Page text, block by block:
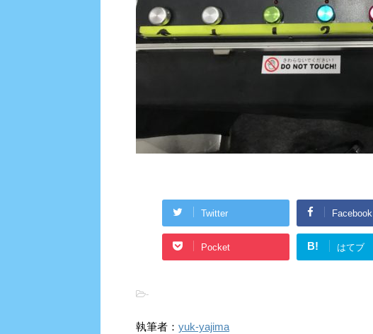
Twitter Facebook
Pocket B! はてブ
-
執筆者： yuk-yajima